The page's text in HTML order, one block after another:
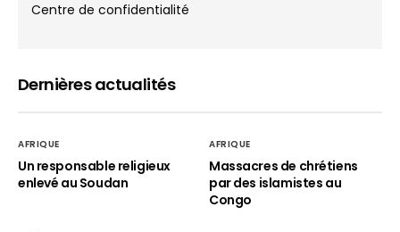
Centre de confidentialité
Dernières actualités
AFRIQUE
Un responsable religieux
enlevé au Soudan
AFRIQUE
Massacres de chrétiens
par des islamistes au
Congo